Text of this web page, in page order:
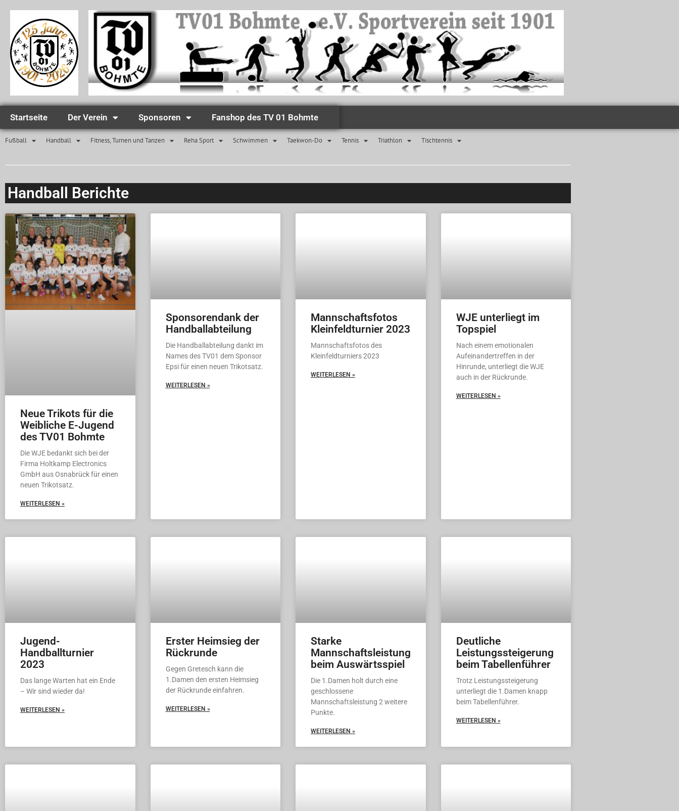
Startseite Der Verein Sponsoren Fanshop des TV 01 Bohmte
Fußball Handball Fitness, Turnen und Tanzen Reha Sport Schwimmen Taekwon-Do Tennis Triathlon Tischtennis
Handball Berichte
Neue Trikots für die
Weibliche E-Jugend
des TV01 Bohmte
Die WJE bedankt sich bei der
Firma Holtkamp Electronics
GmbH aus Osnabrück für einen
neuen Trikotsatz.
WEITERLESEN »
Sponsorendank der
Handballabteilung
Die Handballabteilung dankt im
Names des TV01 dem Sponsor
Epsi für einen neuen Trikotsatz.
WEITERLESEN »
Mannschaftsfotos
Kleinfeldturnier 2023
Mannschaftsfotos des
Kleinfeldturniers 2023
WEITERLESEN »
WJE unterliegt im
Topspiel
Nach einem emotionalen
Aufeinandertreffen in der
Hinrunde, unterliegt die WJE
auch in der Rückrunde.
WEITERLESEN »
Jugend-
Handballturnier
2023
Das lange Warten hat ein Ende
– Wir sind wieder da!
WEITERLESEN »
Erster Heimsieg der
Rückrunde
Gegen Gretesch kann die
1.Damen den ersten Heimsieg
der Rückrunde einfahren.
WEITERLESEN »
Starke
Mannschaftsleistung
beim Auswärtsspiel
Die 1.Damen holt durch eine
geschlossene
Mannschaftsleistung 2 weitere
Punkte.
WEITERLESEN »
Deutliche
Leistungssteigerung
beim Tabellenführer
Trotz Leistungssteigerung
unterliegt die 1.Damen knapp
beim Tabellenführer.
WEITERLESEN »